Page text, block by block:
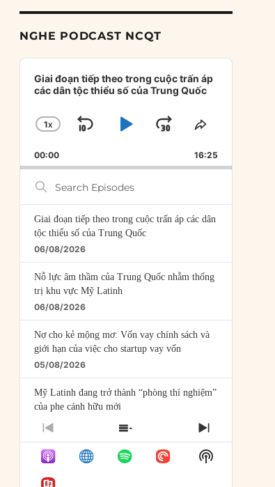
NGHE PODCAST NCQT
Audio
Player
Giai đoạn tiếp theo trong cuộc trấn áp
các dân tộc thiểu số của Trung Quốc
CHANGE
RATE
1X
SKIP
BACKWARD
PLAYJUMP
FORWARD
SHARE
EPISODE
00:00 16:25
Search
Episodes
Giai đoạn tiếp theo trong cuộc trấn áp các dân
tộc thiểu số của Trung Quốc
06/08/2026
Nỗ lực âm thầm của Trung Quốc nhằm thống
trị khu vực Mỹ Latinh
06/08/2026
Nợ cho kẻ mộng mơ: Vốn vay chính sách và
giới hạn của việc cho startup vay vốn
05/08/2026
Mỹ Latinh đang trở thành “phòng thí nghiệm”
của phe cánh hữu mới
04/08/2026
Tại sao Trung Quốc phủ nhận cuộc gặp với
Ngoại trưởng Nhật Bản?
04/08/2026
PREVIOUS
EPISODE
SHOW
EPISODES
LIST
NEXT
EPISODE
Show
Podcast